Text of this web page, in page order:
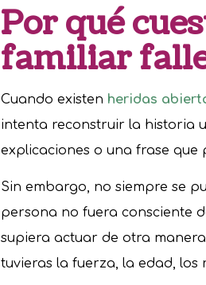
Por qué
familiar
Cuando existen heridas
intenta reconstruir la historia
explicaciones o una frase
Sin embargo, no siempre se
persona no fuera consciente
supiera actuar de otra
tuvieras la fuerza, la edad,